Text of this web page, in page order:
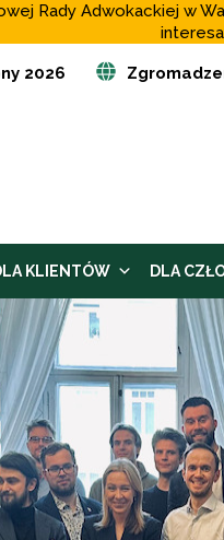
Rady Adwokackiej w
2026
KLIENTÓW DLA